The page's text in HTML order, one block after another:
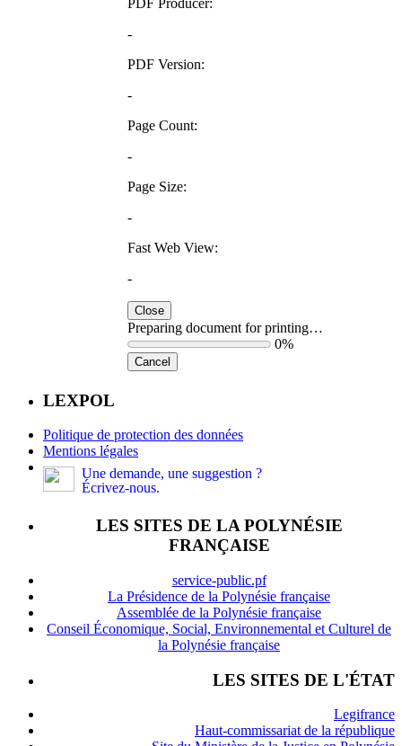
PDF Producer:
-
PDF Version:
-
Page Count:
-
Page Size:
-
Fast Web View:
-
Close
Preparing document for printing…
0%
Cancel
LEXPOL
Politique de protection des données
Mentions légales
Une demande, une suggestion ?
Écrivez-nous.
LES SITES DE LA POLYNÉSIE
FRANÇAISE
service-public.pf
La Présidence de la Polynésie française
Assemblée de la Polynésie française
Conseil Économique, Social, Environnemental et Culturel de
la Polynésie française
LES SITES DE L'ÉTAT
Legifrance
Haut-commissariat de la république